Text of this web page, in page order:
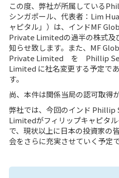
この度、弊社が所属している
シンガポール、代表者：Lim
ャピタル」）は、インドMF
Private Limitedの過半の株式及
知らせ致します。また、MF
Private Limited を Phillip
Limited に社名変更する予定で
す。
尚、本件は関係当局の認可取得
弊社では、今回のインド
Limitedがフィリップキャピタ
で、現状以上に日本の投資家の
会をさらに充実させていく予定で